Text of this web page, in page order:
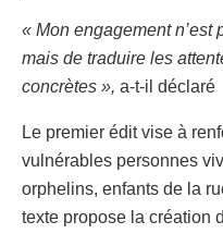
« Mon engagement
mais de traduire les
concrètes », a-t-il déclaré
Le premier édit vise à
vulnérables personnes
orphelins, enfants de la
texte propose la création